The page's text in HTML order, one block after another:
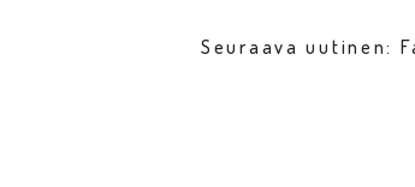
Seuraava uutinen: